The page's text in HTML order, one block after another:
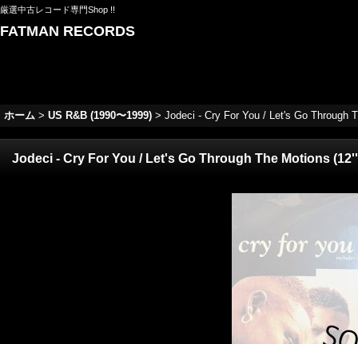
厳選中古レコード専門Shop !!
FATMAN RECORDS
ホーム > US R&B (1990〜1999) > Jodeci - Cry For You / Let's Go Through
Jodeci - Cry For You / Let's Go Through The Motions